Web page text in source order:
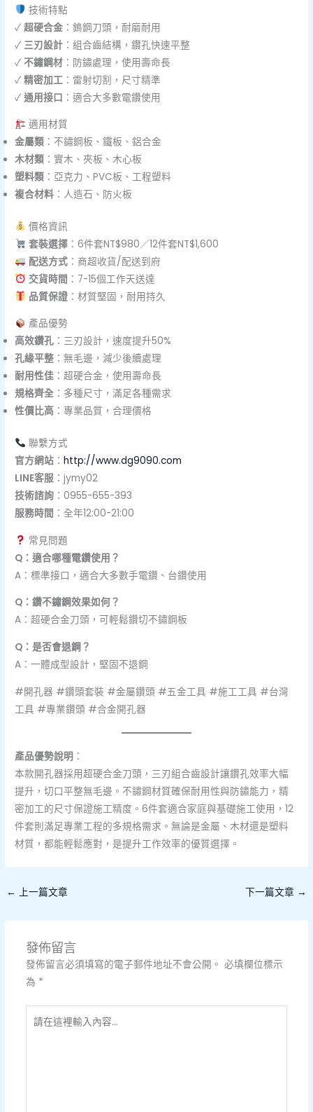
技術特點
✓超硬合金 ：鎢鋼刀頭，耐磨耐用
✓ 三刃設計 ：組合齒結構，鑽孔快速平整
✓不鏽鋼材 ：防鏽處理，使用壽命長
✓精密加工 ：雷射切割，尺寸精準
✓通用接口 ：適合大多數電鑽使用
適用材質
金屬類 ：不鏽鋼板、鐵板、鋁合金
木材類 ：實木、夾板、木心板
塑料類 ：亞克力、PVC板、工程塑料
複合材料 ：人造石、防火板
價格資訊
套裝選擇：6件套NT$980／12件套NT$1,600
配送方式：商超收貨/配送到府
交貨時間 ：7-15個工作天送達
品質保證：材質堅固，耐用持久
產品優勢
高效鑽孔 ：三刃設計，速度提升50%
孔緣平整 ：無毛邊，減少後續處理
耐用性佳 ：超硬合金，使用壽命長
規格齊全 ：多種尺寸，滿足各種需求
性價比高 ：專業品質，合理價格
聯繫方式
官方網站 ：http://www.dg9090.com
LINE客服 ：jymy02
技術諮詢 ：0955-655-393
服務時間 ：全年12:00-21:00
常見問題
Q：適合哪種電鑽使用？
A：標準接口，適合大多數手電鑽、台鑽使用
Q：鑽不鏽鋼效果如何？
A：超硬合金刀頭，可輕鬆鑽切不鏽鋼板
Q：是否會退鋼？
A：一體成型設計，堅固不退鋼
#開孔器 #鑽頭套裝 #金屬鑽頭 #五金工具 #施工工具 #台灣
工具 #專業鑽頭 #合金開孔器
產品優勢說明 ：
本款開孔器採用超硬合金刀頭，三刃組合齒設計讓鑽孔效率大幅
提升，切口平整無毛邊。不鏽鋼材質確保耐用性與防鏽能力，精
密加工的尺寸保證施工精度。6件套適合家庭與基礎施工使用，12
件套則滿足專業工程的多規格需求。無論是金屬、木材還是塑料
材質，都能輕鬆應對，是提升工作效率的優質選擇。
← 上一篇文章 下一篇文章 →
發佈留言
發佈留言必須填寫的電子郵件地址不會公開。 必填欄位標示
為 *
在